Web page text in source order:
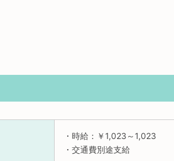
・時給：￥1,023～1,023
・交通費別途支給